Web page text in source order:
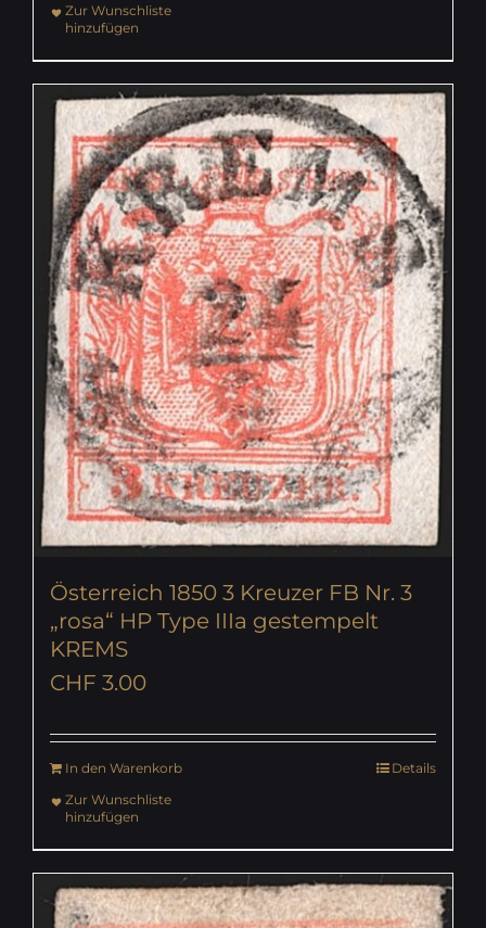
Zur Wunschliste
hinzufügen
Österreich 1850 3 Kreuzer FB Nr. 3
„rosa“ HP Type IIIa gestempelt
KREMS
CHF 3.00
In den Warenkorb
Details
Zur Wunschliste
hinzufügen